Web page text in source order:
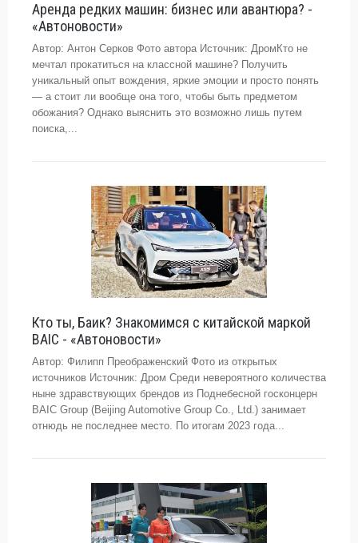
Аренда редких машин: бизнес или авантюра? -
«Автоновости»
Автор: Антон Серков Фото автора Источник: ДромКто не
мечтал прокатиться на классной машине? Получить
уникальный опыт вождения, яркие эмоции и просто понять
— а стоит ли вообще она того, чтобы быть предметом
обожания? Однако выяснить это возможно лишь путем
поиска,...
Кто ты, Баик? Знакомимся с китайской маркой
BAIC - «Автоновости»
Автор: Филипп Преображенский Фото из открытых
источников Источник: Дром Среди невероятного количества
ныне здравствующих брендов из Поднебесной госконцерн
BAIC Group (Beijing Automotive Group Co., Ltd.) занимает
отнюдь не последнее место. По итогам 2023 года...